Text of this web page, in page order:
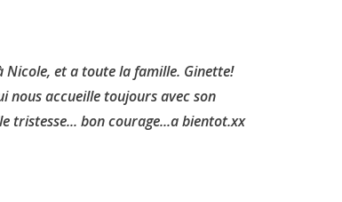
Nicole, et a toute la famille. Ginette!
nous accueille toujours avec son
tristesse... bon courage...a bientot.xx